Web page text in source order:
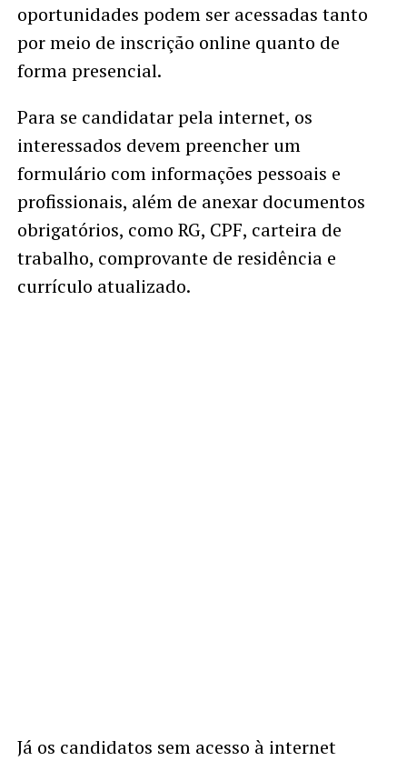
oportunidades podem ser acessadas tanto
por meio de inscrição online quanto de
forma presencial.
Para se candidatar pela internet, os
interessados devem preencher um
formulário com informações pessoais e
profissionais, além de anexar documentos
obrigatórios, como RG, CPF, carteira de
trabalho, comprovante de residência e
currículo atualizado.
Já os candidatos sem acesso à internet